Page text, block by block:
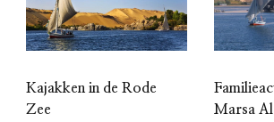
Kajakken in de Rode
Zee
Marsa